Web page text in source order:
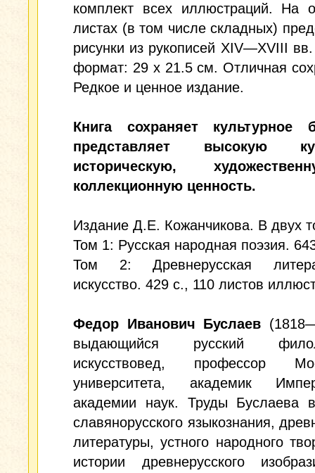
комплект всех иллюстраций. На
листах (в том числе складных)
рисунки из рукописей XIV—XVIII
формат: 29 x 21.5 см. Отличная
Редкое и ценное издание.
Книга сохраняет культурное
представляет высокую
историческую,
коллекционную ценность.
Издание Д.Е. Кожанчикова. В двух
Том 1: Русская народная поэзия.
Том 2: Древнерусская
искусство. 429 с., 110 листов
Федор Иванович Буслаев
выдающийся русский
искусствовед, профессор
университета, академик
академии наук. Труды Буслаева
славянорусского языкознания,
литературы, устного народного
истории древнерусского